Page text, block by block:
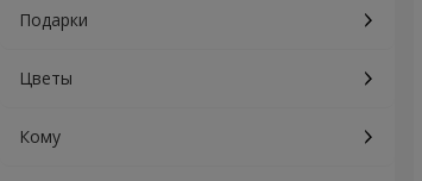
Подарки
Цветы
Кому